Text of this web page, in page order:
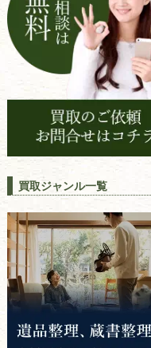
買取ジャンル一覧
江戸時代の書物
唐本・漢籍・
中国書物・朝鮮本
錦絵・浮世絵・版画・
専門書・ 学術書